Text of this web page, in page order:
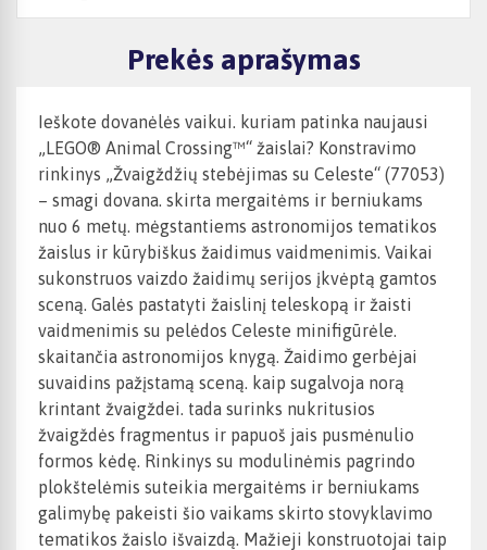
Prekės aprašymas
Ieškote dovanėlės vaikui. kuriam patinka naujausi
„LEGO® Animal Crossing™“ žaislai? Konstravimo
rinkinys „Žvaigždžių stebėjimas su Celeste“ (77053)
– smagi dovana. skirta mergaitėms ir berniukams
nuo 6 metų. mėgstantiems astronomijos tematikos
žaislus ir kūrybiškus žaidimus vaidmenimis. Vaikai
sukonstruos vaizdo žaidimų serijos įkvėptą gamtos
sceną. Galės pastatyti žaislinį teleskopą ir žaisti
vaidmenimis su pelėdos Celeste minifigūrėle.
skaitančia astronomijos knygą. Žaidimo gerbėjai
suvaidins pažįstamą sceną. kaip sugalvoja norą
krintant žvaigždei. tada surinks nukritusios
žvaigždės fragmentus ir papuoš jais pusmėnulio
formos kėdę. Rinkinys su modulinėmis pagrindo
plokštelėmis suteikia mergaitėms ir berniukams
galimybę pakeisti šio vaikams skirto stovyklavimo
tematikos žaislo išvaizdą. Mažieji konstruotojai taip